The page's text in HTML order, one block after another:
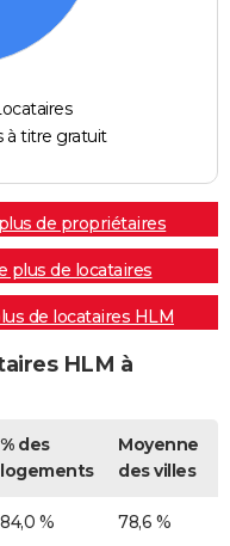
à titre gratuit
de propriétaires
plus de locataires
de locataires HLM
HLM à
% des
logements
Moyenne
des villes
84,0 % 78,6 %